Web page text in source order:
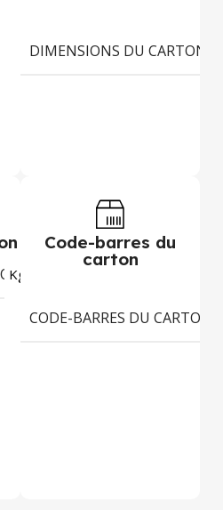
DIMENSIONS DU CARTON
Kg
Code-barres du
carton
CODE-BARRES DU CARTON